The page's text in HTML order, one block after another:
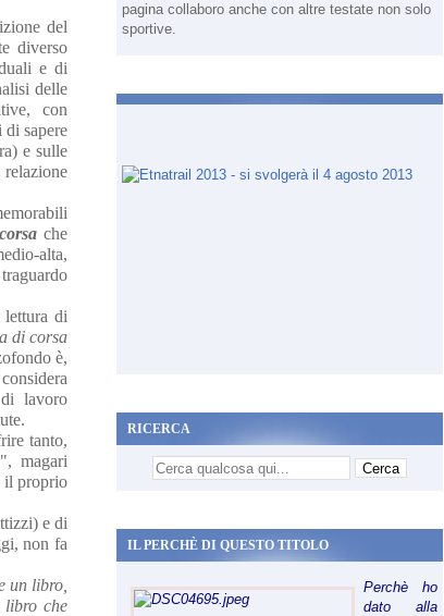
del
diverso
e di
delle
con
sapere
e sulle
che
alta,
lettura di
di corsa
è,
lavoro
tanto,
", magari
il proprio
e di
non fa
un libro,
libro che
pagina collaboro anche con altre testate non solo
sportive.
RICERCA
IL PERCHÈ DI QUESTO TITOLO
Perchè ho
dato alla